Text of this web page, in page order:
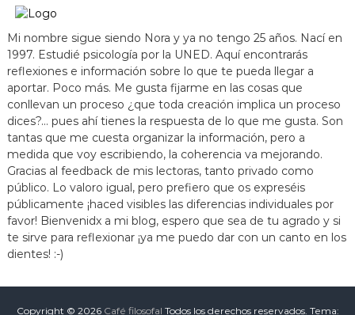
Mi nombre sigue siendo Nora y ya no tengo 25 años. Nací en
1997. Estudié psicología por la UNED. Aquí encontrarás
reflexiones e información sobre lo que te pueda llegar a
aportar. Poco más. Me gusta fijarme en las cosas que
conllevan un proceso ¿que toda creación implica un proceso
dices?... pues ahí tienes la respuesta de lo que me gusta. Son
tantas que me cuesta organizar la información, pero a
medida que voy escribiendo, la coherencia va mejorando.
Gracias al feedback de mis lectoras, tanto privado como
público. Lo valoro igual, pero prefiero que os expreséis
públicamente ¡haced visibles las diferencias individuales por
favor! Bienvenidx a mi blog, espero que sea de tu agrado y si
te sirve para reflexionar ¡ya me puedo dar con un canto en los
dientes! :-)
Copyright © 2026 Café filosofal Todos los derechos reservados. Tema: